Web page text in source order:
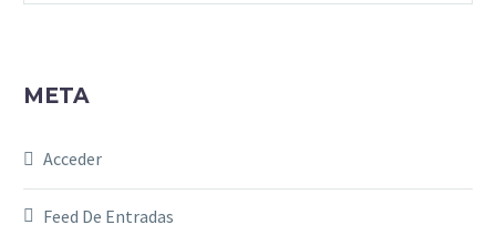
META
Acceder
Feed De Entradas